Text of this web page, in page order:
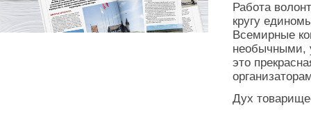
Работа
кругу
Всемирные
необычными,
это
Дух